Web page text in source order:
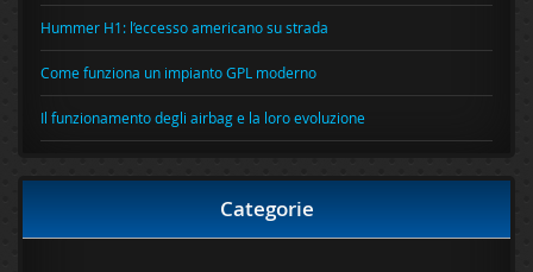
Hummer H1: l’eccesso americano su strada
Come funziona un impianto GPL moderno
Il funzionamento degli airbag e la loro evoluzione
Categorie